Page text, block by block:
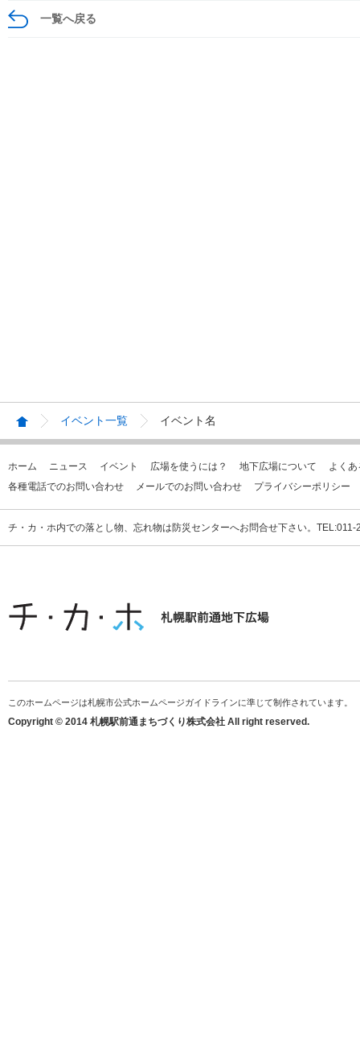
一覧へ戻る
イベント一覧 イベント名
ホーム ニュース イベント 広場を使うには？ 地下広場について
よく
各種電話でのお問い合わせ
メールでのお問い合わせ プライバシーポリシー
チ・カ・ホ内での落とし物、忘れ物は防災センターへお問合せ下さい。
このホームページは札幌市公式ホームページガイドラインに準じて制作されています。
Copyright © 2014 札幌駅前通まちづくり株式会社 All right reserved.